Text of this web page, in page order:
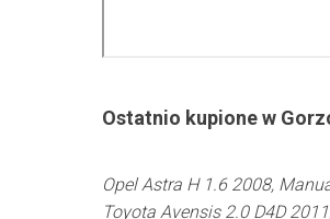
Ostatnio kupione w
Opel Astra H 1.6 2008,
Toyota Avensis 2.0 D4D